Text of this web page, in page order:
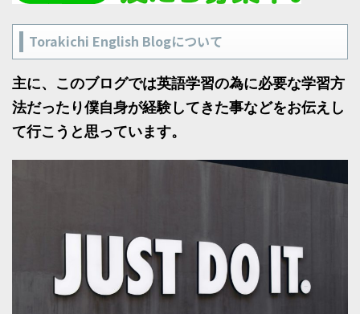
Torakichi English Blogについて
主に、このブログでは英語学習の為に必要な学習方
法だったり僕自身が経験してきた事などをお伝えし
て行こうと思っています。